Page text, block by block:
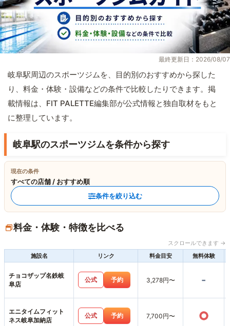
最終更新日：2026/08/07
岐阜駅周辺のスポーツジムを、目的別のおすすめから探した
り、料金・体験・設備などの条件で比較したりできます。掲
載情報は、FIT PALETTE編集部が公式情報と独自取材をもと
に整理しています。
岐阜駅のスポーツジムを条件から探す
現在の条件
すべての店舗 / おすすめ順
条件を絞り込む
料金・体験・特徴を比べる
スクロールできます →
施設名
リンク 料金目安 無料体験
チョコザップ名鉄岐
阜店
公式 予約 3,278円〜 -
エニタイムフィット
ネス岐阜加納店
公式 予約 7,700円〜 ○